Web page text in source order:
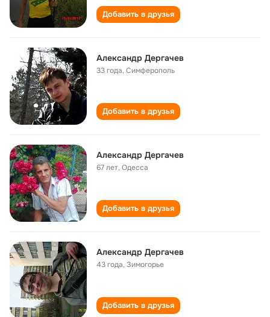
Добавить в друзья
Александр Дергачев
33 года,Симферополь
Добавить в друзья
Александр Дергачев
67 лет,Одесса
Добавить в друзья
Александр Дергачев
43 года,Зимогорье
Добавить в друзья